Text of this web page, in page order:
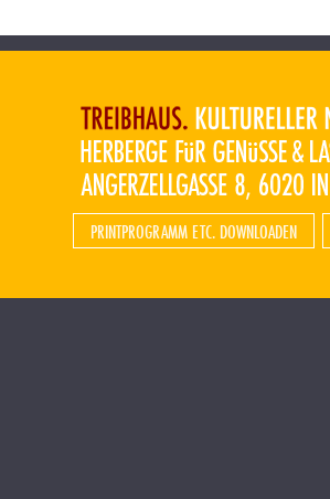
PRINTPROGRAMM ETC. DOWNLOADEN